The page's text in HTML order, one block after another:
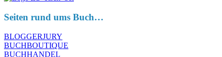
Seiten rund ums Buch…
BLOGGERJURY
BUCHBOUTIQUE
BUCHHANDEL